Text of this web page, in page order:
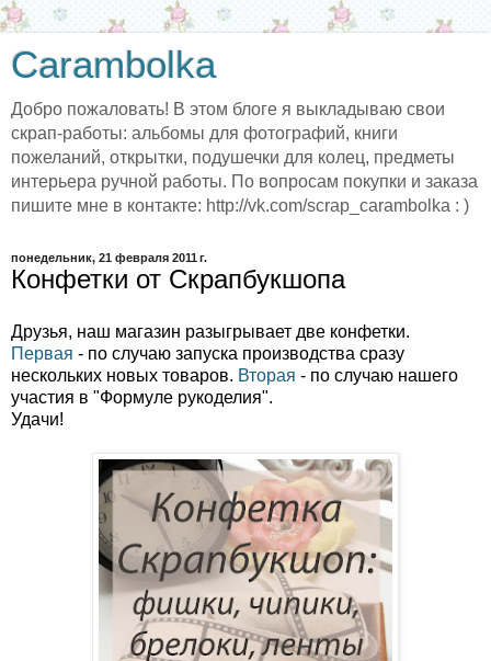
Carambolka
Добро пожаловать! В этом блоге я выкладываю свои
скрап-работы: альбомы для фотографий, книги
пожеланий, открытки, подушечки для колец, предметы
интерьера ручной работы. По вопросам покупки и заказа
пишите мне в контакте: http://vk.com/scrap_carambolka : )
понедельник, 21 февраля 2011 г.
Конфетки от Скрапбукшопа
Друзья, наш магазин разыгрывает две конфетки.
Первая - по случаю запуска производства сразу
нескольких новых товаров. Вторая - по случаю нашего
участия в "Формуле рукоделия".
Удачи!